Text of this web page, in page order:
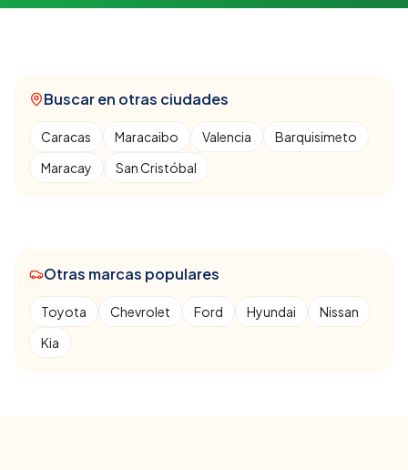
Buscar en otras ciudades
Caracas Maracaibo Valencia
Barquisimeto
Maracay
San Cristóbal
Otras marcas populares
Toyota Chevrolet Ford Hyundai
Nissan
Kia